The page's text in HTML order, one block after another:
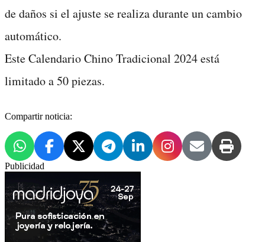
de daños si el ajuste se realiza durante un cambio
automático.
Este Calendario Chino Tradicional 2024 está
limitado a 50 piezas.
Compartir noticia:
Publicidad